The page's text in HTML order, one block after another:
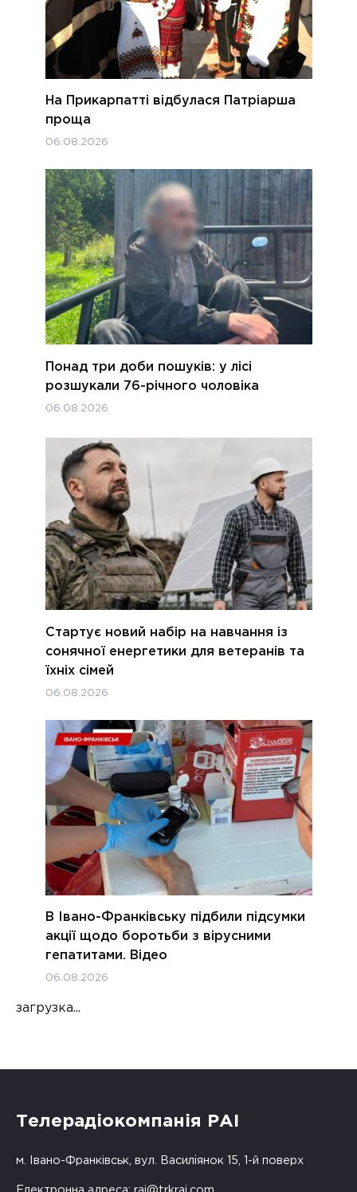
На Прикарпатті відбулася Патріарша
проща
06.08.2026
Понад три доби пошуків: у лісі
розшукали 76-річного чоловіка
06.08.2026
Стартує новий набір на навчання із
сонячної енергетики для ветеранів та
їхніх сімей
06.08.2026
В Івано-Франківську підбили підсумки
акції щодо боротьби з вірусними
гепатитами. Відео
06.08.2026
загрузка...
Телерадіокомпанія РАІ
м. Івано-Франківськ, вул. Василіянок 15, 1-й поверх